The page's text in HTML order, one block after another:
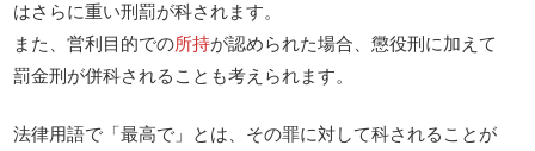
はさらに重い刑罰が科されます。
また、営利目的での所持が認められた場合、懲役刑に加えて
罰金刑が併科されることも考えられます。
法律用語で「最高で」とは、その罪に対して科されることが